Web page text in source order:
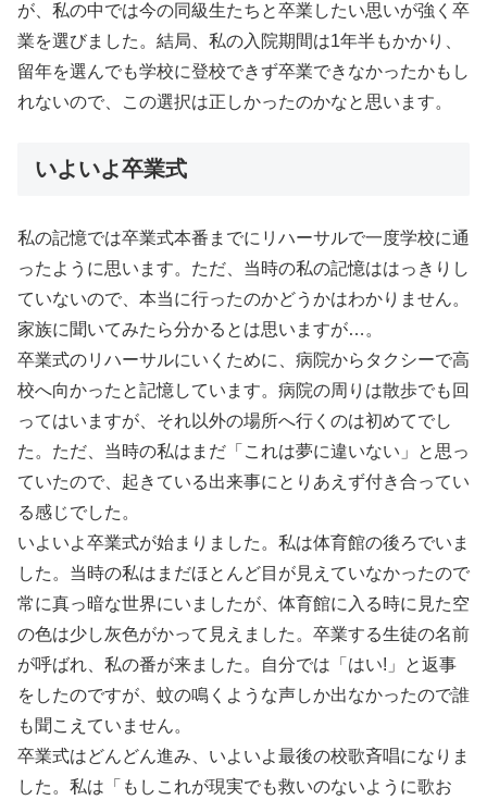
が、私の中では今の同級生たちと卒業したい思いが強く卒
業を選びました。結局、私の入院期間は1年半もかかり、
留年を選んでも学校に登校できず卒業できなかったかもし
れないので、この選択は正しかったのかなと思います。
いよいよ卒業式
私の記憶では卒業式本番までにリハーサルで一度学校に通
ったように思います。ただ、当時の私の記憶ははっきりし
ていないので、本当に行ったのかどうかはわかりません。
家族に聞いてみたら分かるとは思いますが…。
卒業式のリハーサルにいくために、病院からタクシーで高
校へ向かったと記憶しています。病院の周りは散歩でも回
ってはいますが、それ以外の場所へ行くのは初めてでし
た。ただ、当時の私はまだ「これは夢に違いない」と思っ
ていたので、起きている出来事にとりあえず付き合ってい
る感じでした。
いよいよ卒業式が始まりました。私は体育館の後ろでいま
した。当時の私はまだほとんど目が見えていなかったので
常に真っ暗な世界にいましたが、体育館に入る時に見た空
の色は少し灰色がかって見えました。卒業する生徒の名前
が呼ばれ、私の番が来ました。自分では「はい!」と返事
をしたのですが、蚊の鳴くような声しか出なかったので誰
も聞こえていません。
卒業式はどんどん進み、いよいよ最後の校歌斉唱になりま
した。私は「もしこれが現実でも救いのないように歌お